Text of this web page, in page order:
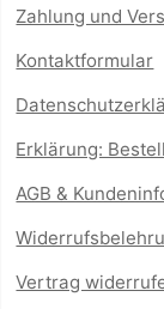
Zahlung und
Kontaktformular
Erklärung:
AGB &
Vertrag